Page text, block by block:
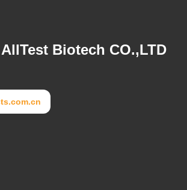
Biotech CO.,LTD